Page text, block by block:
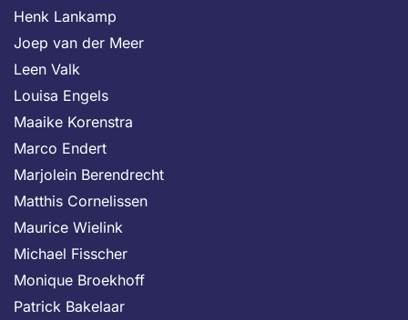
Henk Lankamp
Joep van der Meer
Leen Valk
Louisa Engels
Maaike Korenstra
Marco Endert
Marjolein Berendrecht
Matthis Cornelissen
Maurice Wielink
Michael Fisscher
Monique Broekhoff
Patrick Bakelaar